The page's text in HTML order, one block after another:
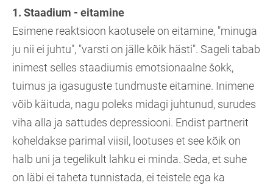
1. Staadium - eitamine
Esimene reaktsioon kaotusele on eitamine, "minuga
ju nii ei juhtu", "varsti on jälle kõik hästi". Sageli tabab
inimest selles staadiumis emotsionaalne šokk,
tuimus ja igasuguste tundmuste eitamine. Inimene
võib käituda, nagu poleks midagi juhtunud, surudes
viha alla ja sattudes depressiooni. Endist partnerit
koheldakse parimal viisil, lootuses et see kõik on
halb uni ja tegelikult lahku ei minda. Seda, et suhe
on läbi ei taheta tunnistada, ei teistele ega ka